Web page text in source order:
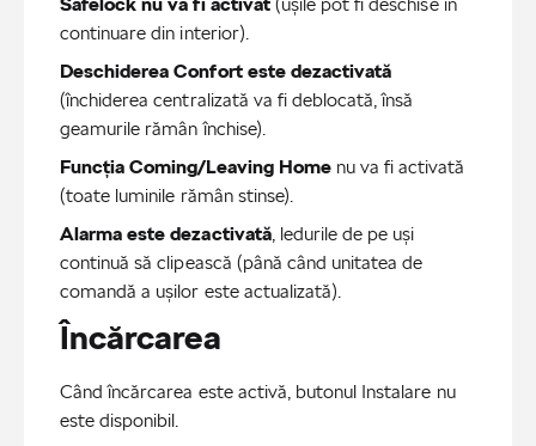
Safelock nu va fi activat
continuare din interior).
Deschiderea Confort este dezactivată
(închiderea centralizată va fi deblocată, însă
geamurile rămân închise).
Funcția Coming/Leaving Homenu va fi activată
(toate luminile rămân stinse).
Alarma este dezactivată, ledurile de pe uși
continuă să clipească (până când unitatea de
comandă a ușilor este actualizată).
Încărcarea
Când încărcarea este activă, butonul Instalare nu
este disponibil.